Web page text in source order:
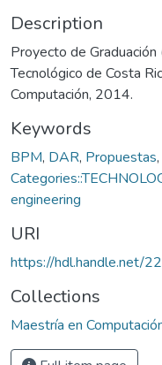
Description
Proyecto de
Tecnológico de Costa
Computación, 2014.
Keywords
BPM, DAR, Propuestas,
engineering
URI
https://hdl.handle.net/
Collections
Maestría en